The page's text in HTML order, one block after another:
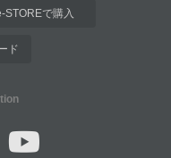
STOREで購入
ド